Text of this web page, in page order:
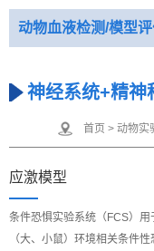
动物血液检测/模型
神经系统+精神
首页 > 动物实
应激模型
条件恐惧实验系统（FCS）
（大、小鼠）环境相关条件